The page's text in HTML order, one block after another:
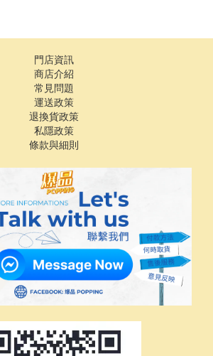
門店資訊
商店介紹
常見問題
運送政策
退換貨政策
私隱政策
條款與細則